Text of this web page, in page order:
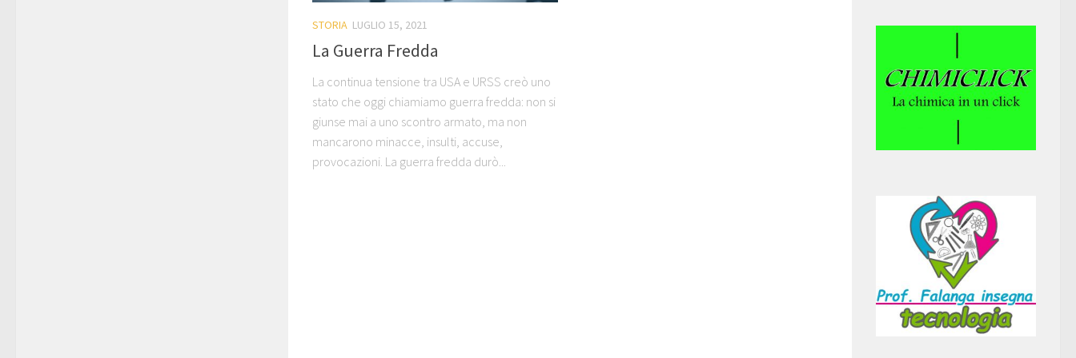
STORIA LUGLIO 15, 2021
La Guerra Fredda
La continua tensione tra USA e URSS creò uno
stato che oggi chiamiamo guerra fredda: non si
giunse mai a uno scontro armato, ma non
mancarono minacce, insulti, accuse,
provocazioni. La guerra fredda durò...